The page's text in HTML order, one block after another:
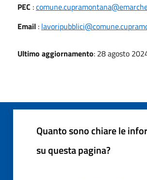
PEC :
Email :
Ultimo aggiornamento: 28 agosto
Quanto sono chiare le
su questa pagina?